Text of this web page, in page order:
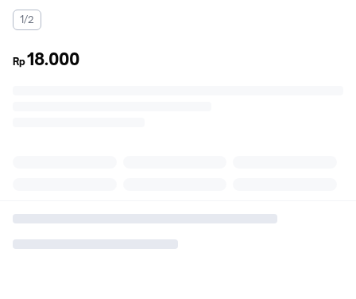
1/2
Rp18.000